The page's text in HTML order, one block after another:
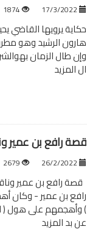
17/3/2022
1874
حكاية يرويها القاضي
هارون الرشيد وهو
وإن طال الزمان
الالمزيد
قصة رافع بن عمير
26/2/2022
2679
قصة رافع بن عمير
رافع بن عمير - وكان
) وأهجمهم على هول (
عن بدالمزيد